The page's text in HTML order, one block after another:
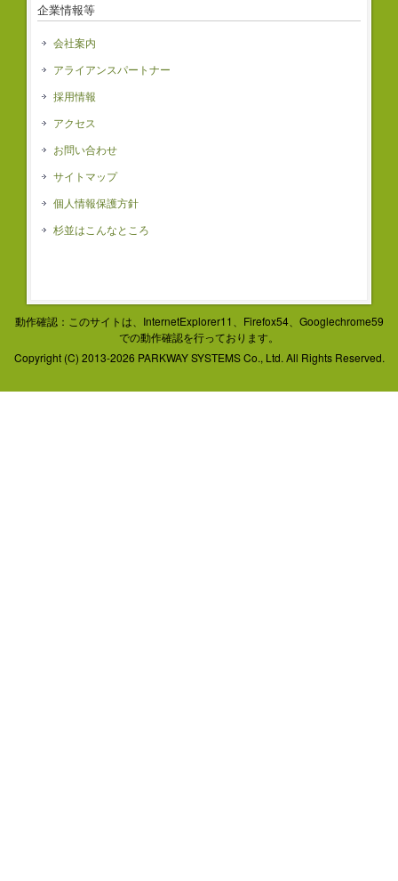
企業情報等
会社案内
アライアンスパートナー
採用情報
アクセス
お問い合わせ
サイトマップ
個人情報保護方針
杉並はこんなところ
動作確認：このサイトは、InternetExplorer11、Firefox54、Googlechrome59
での動作確認を行っております。
Copyright (C) 2013-2026 PARKWAY SYSTEMS Co., Ltd. All Rights Reserved.